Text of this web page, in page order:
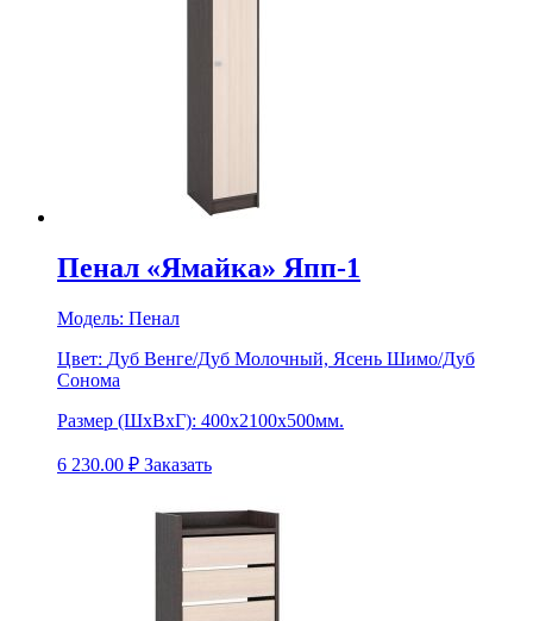
Пенал «Ямайка» Япп-1
Модель: Пенал
Цвет: Дуб Венге/Дуб Молочный, Ясень Шимо/Дуб
Сонома
Размер (ШхВхГ): 400х2100х500мм.
6 230.00 ₽ Заказать